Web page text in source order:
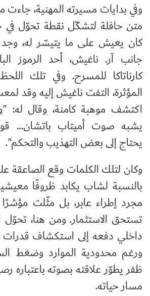
وفي بدايات مسيرته المهنية، جاءت
متن حافلة لتشكّل نقطة تحوّل في
كان يعيش على ما يتيسّر له،
جانب آر. ناغيش، أحد الرموز
كارناتاكا للمسرح. وفي تلك
المؤثرة، التفت ناغيش إليه وقد
اكتشف موهبة كامنة، وقال له:
يشبه صوت أميتاب باتشان…
يحتاج إلى بعض التهذيب والتحكم".
وكان لتلك الكلمات وقع الصاعقة
بالنسبة لشاب يكابد ظروفًا
مجرد إطراء عابر، بل مثّلت
تستحق الاستثمار. ومن هنا، تحوّل
داخلي دفعه إلى استكشاف قدرات
ورغم محدودية الموارد وضغط
ظفر يطوّر علاقته بصوته باعتباره
مسار حياته.